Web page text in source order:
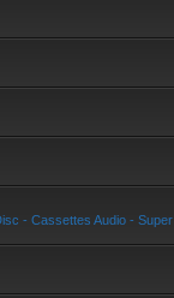
- Cassettes Audio - Super